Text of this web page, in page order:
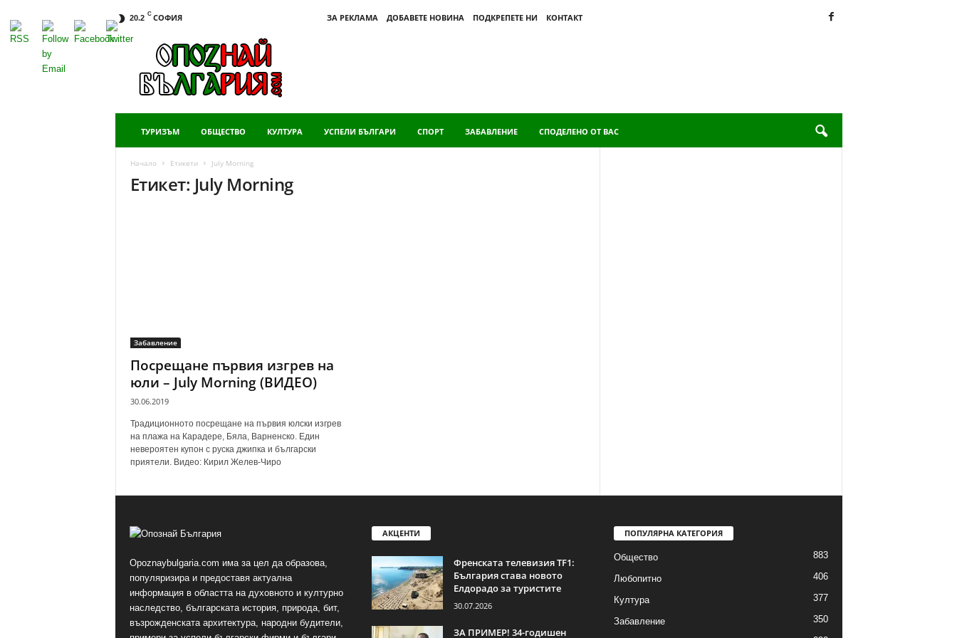
20.2 C СОФИЯ ЗА РЕКЛАМА ДОБАВЕТЕ НОВИНА ПОДКРЕПЕТЕ НИ
КОНТАКТ
Опознай
ТУРИЗЪМ ОБЩЕСТВО КУЛТУРА УСПЕЛИ БЪЛГАРИ СПОРТ ЗАБАВЛЕНИЕ СПОДЕЛЕНО ОТ ВАС
Начало Етикети July Morning
Етикет: July Morning
Забавление
Посрещане първия изгрев на
юли – July Morning (ВИДЕО)
30.06.2019
Традиционното посрещане на първия юлски изгрев
на плажа на Карадере, Бяла, Варненско. Един
невероятен купон с руска джипка и български
приятели. Видео: Кирил Желев-Чиро
Opoznaybulgaria.com има за цел да образова,
популяризира и предоставя актуална
информация в областта на духовното и културно
наследство, българската история, природа, бит,
възрожденската архитектура, народни будители,
АКЦЕНТИ
Френската телевизия TF1:
България става новото
Елдорадо за туристите
30.07.2026
ЗА ПРИМЕР! 34-годишен
ПОПУЛЯРНА КАТЕГОРИЯ
Общество 883
Любопитно 406
Култура 377
Забавление 350